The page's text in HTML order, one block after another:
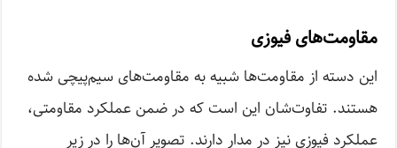
مقاومت‌های فیوزی
این دسته از مقاومت‌ها شبیه به مقاومت‌های سیم‌پیچی شده
هستند. تفاوت‌شان این است که در ضمن عملکرد مقاومتی،
عملکرد فیوزی نیز در مدار دارند. تصویر آن‌ها را در زیر